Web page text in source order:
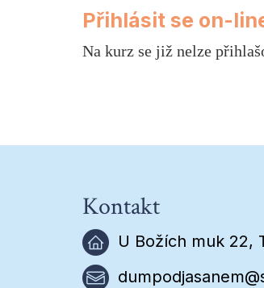
Přihlásit se on-
Na kurz se již nelze
Kontakt
U Božích muk 22,